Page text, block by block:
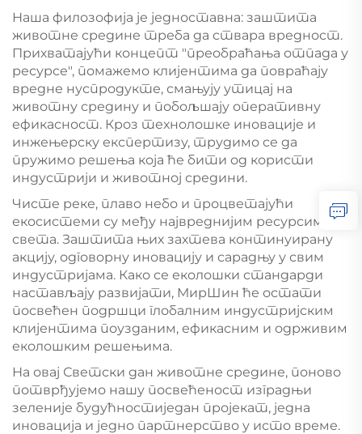
Наша филозофија је једноставна: заштита
животне средине треба да ствара вредност.
Прихватајући концепт "преобраћања отпада у
ресурсе", помажемо клијентима да повраћају
вредне нуспродукте, смањују утицај на
животну средину и побољшају оперативну
ефикасност. Кроз технолошке иновације и
инжењерску експертизу, трудимо се да
пружимо решења која ће бити од користи
индустрији и животној средини.
Чисте реке, плаво небо и процветајући
екосистеми су међу највреднијим ресурсима
света. Заштита њих захтева континуирану
акцију, одговорну иновацију и сарадњу у свим
индустријама. Како се еколошки стандарди
настављају развијати, МирШин ће остати
посвећен подршци глобалним индустријским
клијентима поузданим, ефикасним и одрживим
еколошким решењима.
На овај Светски дан животне средине, поново
потврђујемо нашу посвећеност изградњи
зеленије будућностиједан пројекат, једна
иновација и једно партнерство у исто време.